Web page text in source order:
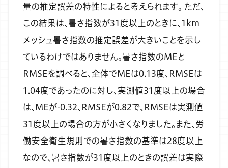
量の推定誤差の特性によると考えられます。 ただ、
この結果は、暑さ指数が31度以上のときに、1km
メッシュ暑さ指数の推定誤差が大きいことを示し
ているわけではありません。暑さ指数のMEと
RMSEを調べると、全体でMEは0.13度、RMSEは
1.04度であったのに対し、実測値31度以上の場合
は、MEが-0.32、RMSEが0.82で、RMSEは実測値
31度以上の場合の方が小さくなりました。また、労
働安全衛生規則での暑さ指数の基準は28度以上
なので、暑さ指数が31度以上のときの誤差は実際